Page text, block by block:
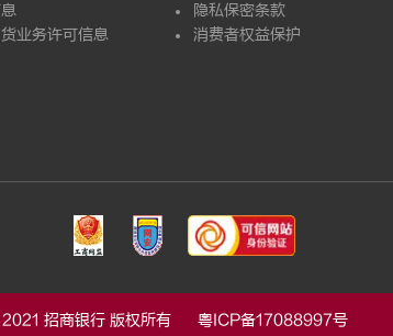
业务许可信息
隐私保密条款
消费者权益保护
招商银行 版权所有 粤ICP备17088997号